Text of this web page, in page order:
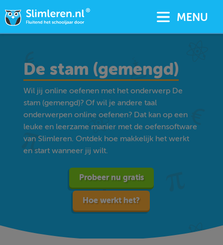
MENU
De stam (gemengd)
Wil jij online oefenen met het onderwerp De
stam (gemengd)? Of wil je andere taal
onderwerpen online oefenen? Dat kan op een
leuke en leerzame manier met de oefensoftware
van Slimleren. Ontdek hoe makkelijk het werkt
en start wanneer jij wilt.
Probeer nu gratis
Hoe werkt het?